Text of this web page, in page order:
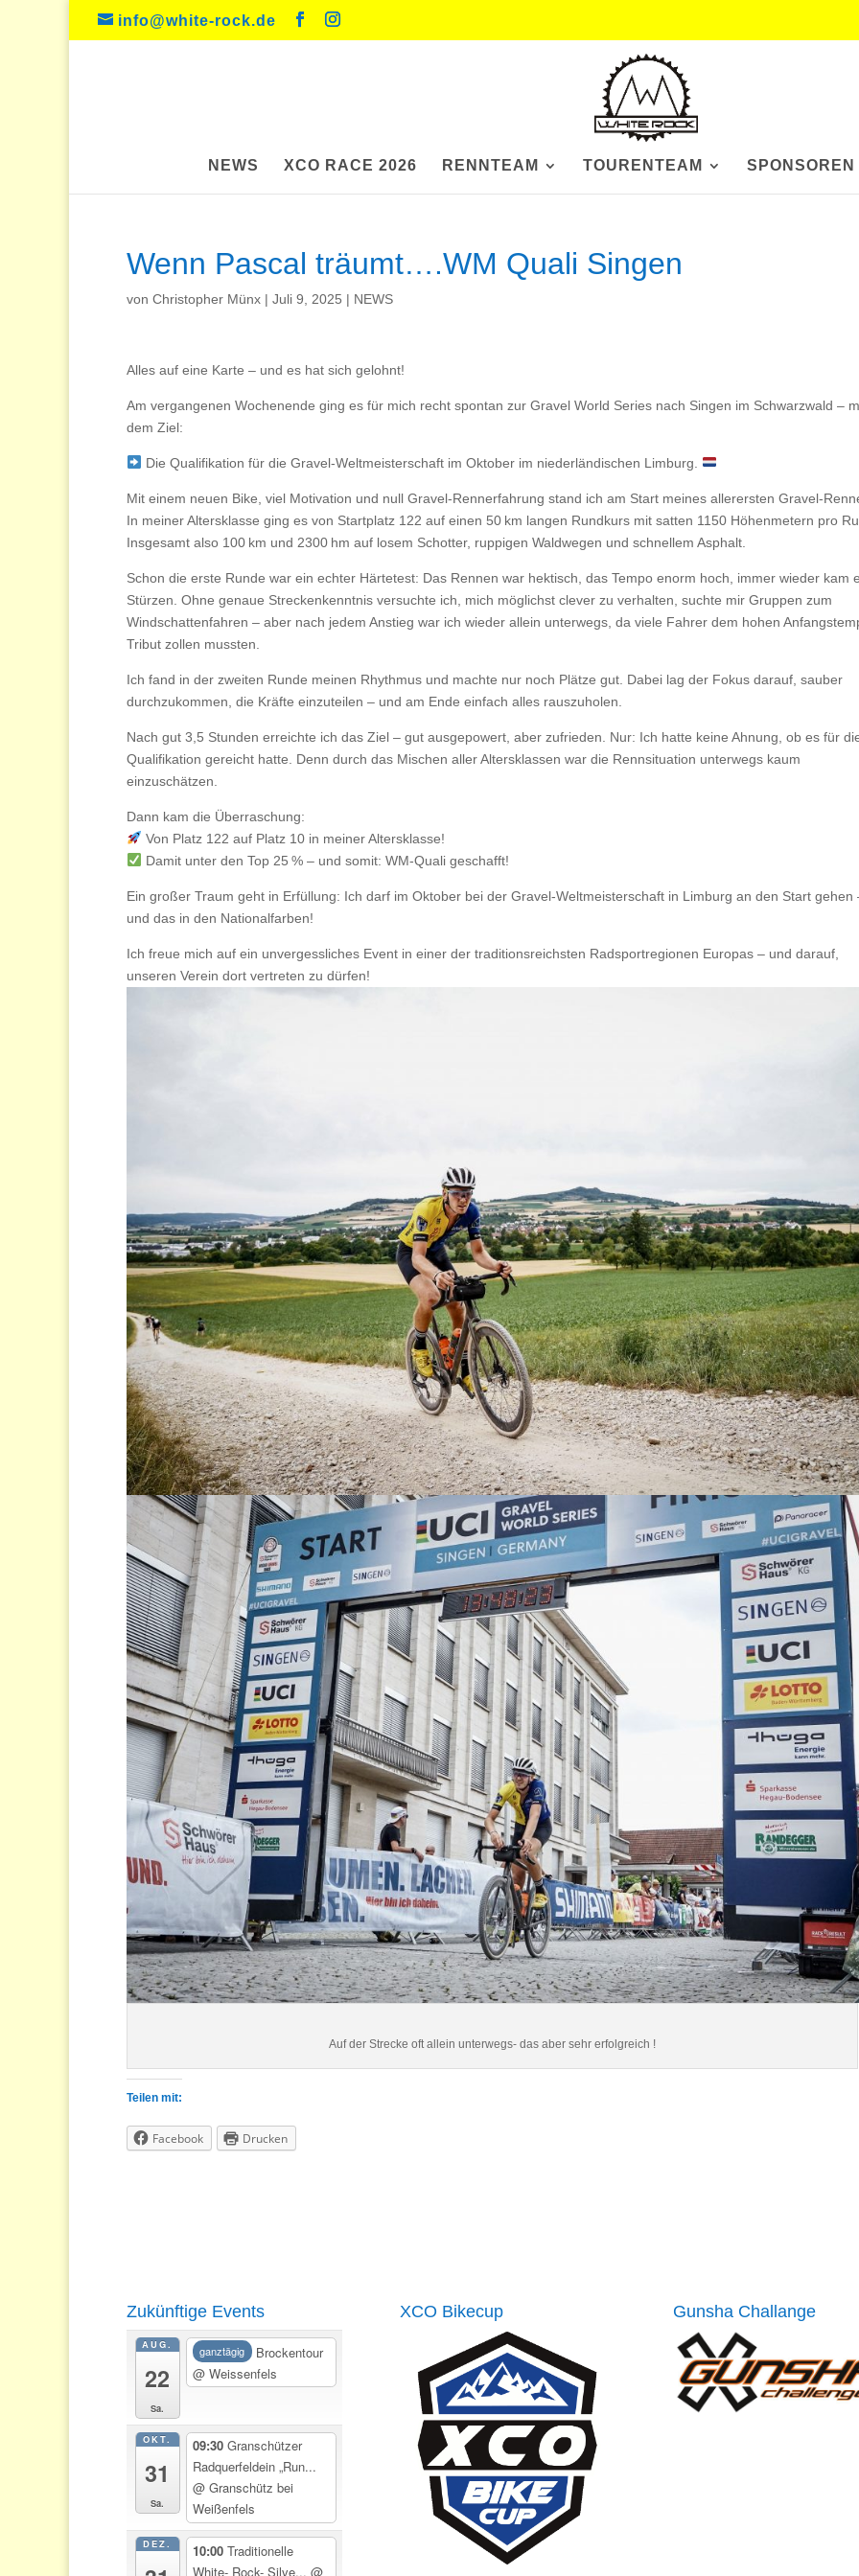
info@white-rock.de
NEWS XCO RACE 2026 RENNTEAM TOURENTEAM SPONSOREN
Wenn Pascal träumt….WM Quali Singen
von Christopher Münx | Juli 9, 2025 | NEWS
Alles auf eine Karte – und es hat sich gelohnt!
Am vergangenen Wochenende ging es für mich recht spontan zur Gravel World Series nach Singen im Schwarzwald –
dem Ziel:
Die Qualifikation für die Gravel-Weltmeisterschaft im Oktober im niederländischen Limburg.
Mit einem neuen Bike, viel Motivation und null Gravel-Rennerfahrung stand ich am Start meines allerersten Gravel-
In meiner Altersklasse ging es von Startplatz 122 auf einen 50 km langen Rundkurs mit satten 1150 Höhenmetern pro
Insgesamt also 100 km und 2300 hm auf losem Schotter, ruppigen Waldwegen und schnellem Asphalt.
Schon die erste Runde war ein echter Härtetest: Das Rennen war hektisch, das Tempo enorm hoch, immer wieder kam
Stürzen. Ohne genaue Streckenkenntnis versuchte ich, mich möglichst clever zu verhalten, suchte mir Gruppen zum
Windschattenfahren – aber nach jedem Anstieg war ich wieder allein unterwegs, da viele Fahrer dem hohen
Tribut zollen mussten.
Ich fand in der zweiten Runde meinen Rhythmus und machte nur noch Plätze gut. Dabei lag der Fokus darauf, sauber
durchzukommen, die Kräfte einzuteilen – und am Ende einfach alles rauszuholen.
Nach gut 3,5 Stunden erreichte ich das Ziel – gut ausgepowert, aber zufrieden. Nur: Ich hatte keine Ahnung, ob es für
Qualifikation gereicht hatte. Denn durch das Mischen aller Altersklassen war die Rennsituation unterwegs kaum
einzuschätzen.
Dann kam die Überraschung:
Von Platz 122 auf Platz 10 in meiner Altersklasse!
Damit unter den Top 25 % – und somit: WM-Quali geschafft!
Ein großer Traum geht in Erfüllung: Ich darf im Oktober bei der Gravel-Weltmeisterschaft in Limburg an den Start gehen
und das in den Nationalfarben!
Ich freue mich auf ein unvergessliches Event in einer der traditionsreichsten Radsportregionen Europas – und darauf,
unseren Verein dort vertreten zu dürfen!
Auf der Strecke oft allein unterwegs- das aber sehr erfolgreich !
Teilen mit:
Facebook Drucken
Zukünftige Events
AUG.
22
Sa.
ganztägig
Brockentour
@ Weissenfels
OKT.
31
Sa.
09:30 Granschützer
Radquerfeldein „Run...
@ Granschütz bei
Weißenfels
DEZ. 10:00 Traditionelle
White- Rock- Silve... @
XCO Bikecup Gunsha Challange